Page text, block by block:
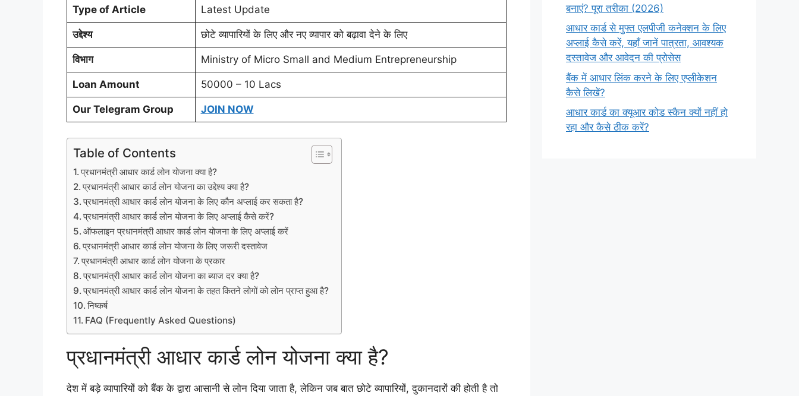
Type of Article Latest Update
उद्देश्य छोटे व्यापारियों के लिए और नए व्यापार को बढ़ावा देने के लिए
विभाग Ministry of Micro Small and Medium Entrepreneurship
Loan Amount 50000 – 10 Lacs
Our Telegram Group JOIN NOW
Table of Contents
प्रधानमंत्री आधार कार्ड लोन योजना क्या है?
प्रधानमंत्री आधार कार्ड लोन योजना का उद्देश्य क्या है?
प्रधानमंत्री आधार कार्ड लोन योजना के लिए कौन अप्लाई कर सकता है?
प्रधानमंत्री आधार कार्ड लोन योजना के लिए अप्लाई कैसे करें?
ऑफलाइन प्रधानमंत्री आधार कार्ड लोन योजना के लिए अप्लाई करें
प्रधानमंत्री आधार कार्ड लोन योजना के लिए जरूरी दस्तावेज
प्रधानमंत्री आधार कार्ड लोन योजना के प्रकार
प्रधानमंत्री आधार कार्ड लोन योजना का ब्याज दर क्या है?
प्रधानमंत्री आधार कार्ड लोन योजना के तहत कितने लोगों को लोन प्राप्त हुआ है?
निष्कर्ष
FAQ (Frequently Asked Questions)
प्रधानमंत्री आधार कार्ड लोन योजना क्या है?
देश में बड़े व्यापारियों को बैंक के द्वारा आसानी से लोन दिया जाता है, लेकिन जब बात छोटे व्यापारियों, दुकानदारों की होती है तो
बनाएं? पूरा तरीका (2026)
आधार कार्ड से मुफ्त एलपीजी कनेक्शन के लिए
अप्लाई कैसे करें, यहाँ जानें पात्रता, आवश्यक
दस्तावेज और आवेदन की प्रोसेस
बैंक में आधार लिंक करने के लिए एप्लीकेशन
कैसे लिखें?
आधार कार्ड का क्यूआर कोड स्कैन क्यों नहीं हो
रहा और कैसे ठीक करें?